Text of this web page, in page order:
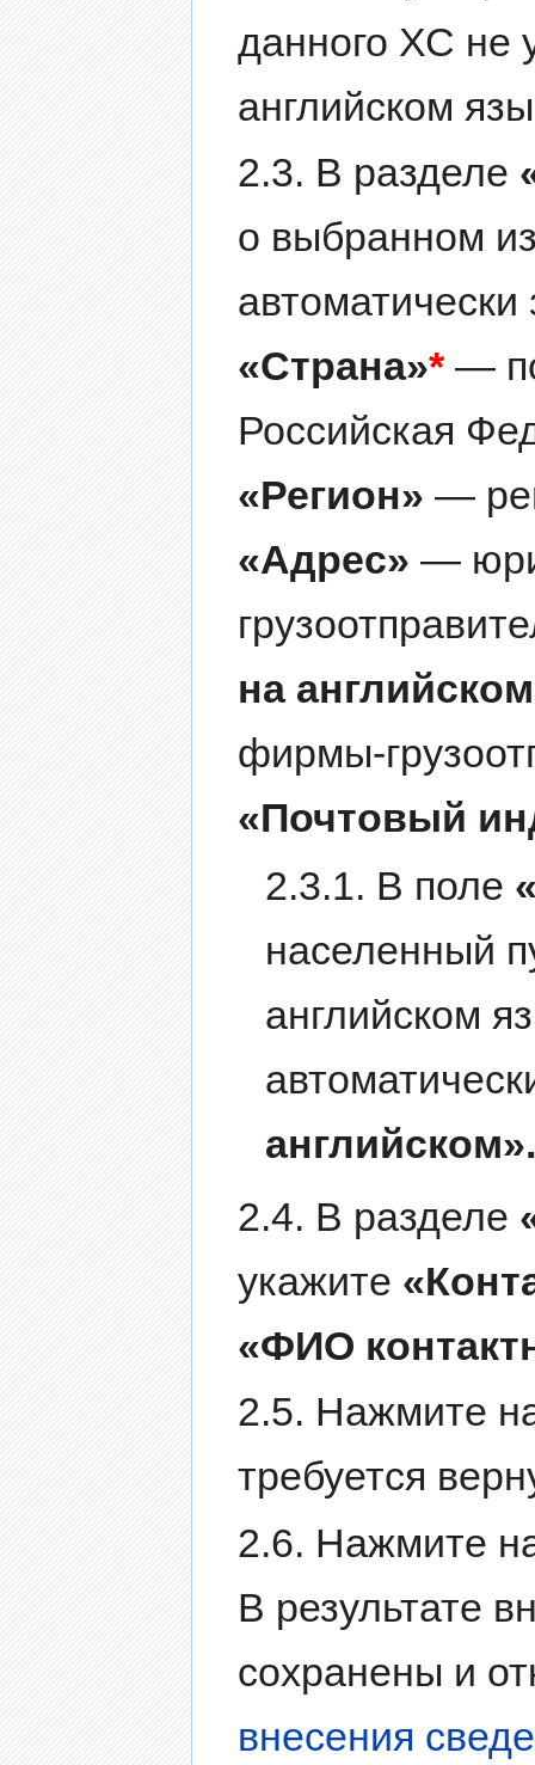
данного ХС не
английском
2.3. В разделе
о выбранном
«Страна»* —
Российская
«Регион» —
«Адрес» —
на
фирмы-
«Почтовый
2.3.1. В поле
населенный
английском
английском».
2.4. В разделе
укажите
«ФИО
2.5. Нажмите
требуется
2.6. Нажмите
В результате
сохранены и
внесения